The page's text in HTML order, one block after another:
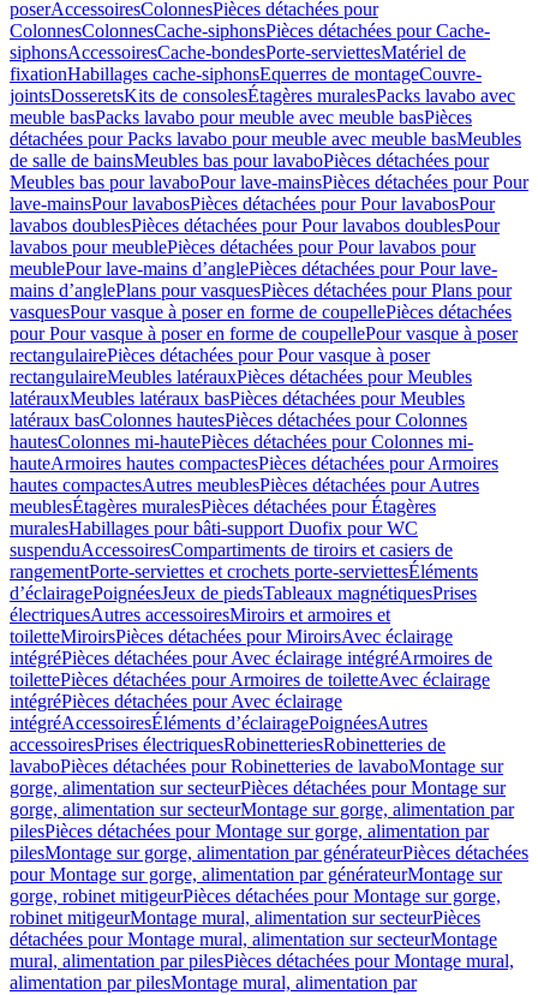
poserAccessoiresColonnesPièces détachées pour
ColonnesColonnesCache-siphonsPièces détachées pour Cache-
siphonsAccessoiresCache-bondesPorte-serviettesMatériel de
fixationHabillages cache-siphonsEquerres de montageCouvre-
jointsDosseretsKits de consolesÉtagères muralesPacks lavabo avec
meuble basPacks lavabo pour meuble avec meuble basPièces
détachées pour Packs lavabo pour meuble avec meuble basMeubles
de salle de bainsMeubles bas pour lavaboPièces détachées pour
Meubles bas pour lavaboPour lave-mainsPièces détachées pour Pour
lave-mainsPour lavabosPièces détachées pour Pour lavabosPour
lavabos doublesPièces détachées pour Pour lavabos doublesPour
lavabos pour meublePièces détachées pour Pour lavabos pour
meublePour lave-mains d’anglePièces détachées pour Pour lave-
mains d’anglePlans pour vasquesPièces détachées pour Plans pour
vasquesPour vasque à poser en forme de coupellePièces détachées
pour Pour vasque à poser en forme de coupellePour vasque à poser
rectangulairePièces détachées pour Pour vasque à poser
rectangulaireMeubles latérauxPièces détachées pour Meubles
latérauxMeubles latéraux basPièces détachées pour Meubles
latéraux basColonnes hautesPièces détachées pour Colonnes
hautesColonnes mi-hautePièces détachées pour Colonnes mi-
hauteArmoires hautes compactesPièces détachées pour Armoires
hautes compactesAutres meublesPièces détachées pour Autres
meublesÉtagères muralesPièces détachées pour Étagères
muralesHabillages pour bâti-support Duofix pour WC
suspenduAccessoiresCompartiments de tiroirs et casiers de
rangementPorte-serviettes et crochets porte-serviettesÉléments
d’éclairagePoignéesJeux de piedsTableaux magnétiquesPrises
électriquesAutres accessoiresMiroirs et armoires et
toiletteMiroirsPièces détachées pour MiroirsAvec éclairage
intégréPièces détachées pour Avec éclairage intégréArmoires de
toilettePièces détachées pour Armoires de toiletteAvec éclairage
intégréPièces détachées pour Avec éclairage
intégréAccessoiresÉléments d’éclairagePoignéesAutres
accessoiresPrises électriquesRobinetteriesRobinetteries de
lavaboPièces détachées pour Robinetteries de lavaboMontage sur
gorge, alimentation sur secteurPièces détachées pour Montage sur
gorge, alimentation sur secteurMontage sur gorge, alimentation par
pilesPièces détachées pour Montage sur gorge, alimentation par
pilesMontage sur gorge, alimentation par générateurPièces détachées
pour Montage sur gorge, alimentation par générateurMontage sur
gorge, robinet mitigeurPièces détachées pour Montage sur gorge,
robinet mitigeurMontage mural, alimentation sur secteurPièces
détachées pour Montage mural, alimentation sur secteurMontage
mural, alimentation par pilesPièces détachées pour Montage mural,
alimentation par pilesMontage mural, alimentation par